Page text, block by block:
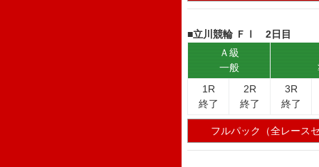
■立川競輪 ＦⅠ 2日目
Ａ級
一般
1R
終了
2R
終了
3R
終了
フルパック（全レース